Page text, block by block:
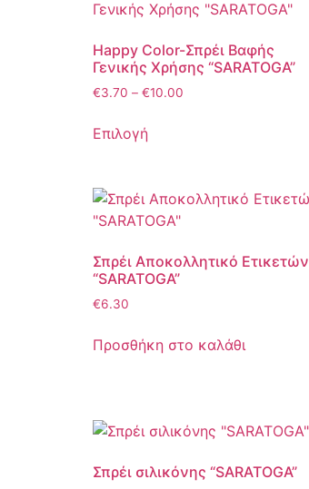
Happy Color-Σπρέι Βαφής
Γενικής Χρήσης “SARATOGA”
€3.70 – €10.00
Επιλογή
Σπρέι Αποκολλητικό Ετικετών
“SARATOGA”
€6.30
Προσθήκη στο καλάθι
Σπρέι σιλικόνης “SARATOGA”